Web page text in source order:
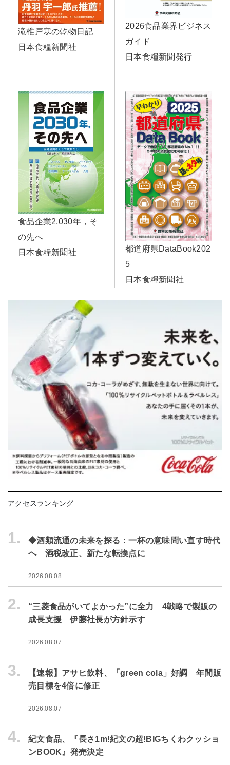
滝椎戸寒の乾物日記
日本食糧新聞社
2026食品業界ビジネス
ガイド
日本食糧新聞発行
食品企業2,030年，そ
の先へ
日本食糧新聞社
都道府県DataBook202
5
日本食糧新聞社
アクセスランキング
1.
◆酒類流通の未来を探る：一杯の意味問い直す時代
へ 酒税改正、新たな転換点に
2026.08.08
2.
“三菱食品がいてよかった”に全力 4戦略で製販の
成長支援 伊藤社長が方針示す
2026.08.07
3.
【速報】アサヒ飲料、「green cola」好調 年間販
売目標を4倍に修正
2026.08.07
4.
紀文食品、『長さ1m!紀文の超!BIGちくわクッショ
ンBOOK』発売決定